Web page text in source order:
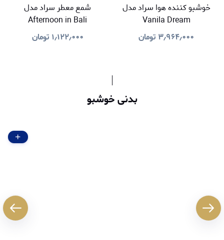
خوشبو کننده هوا سراد مدل
Vanila Dream
۳٫۹۶۴٫۰۰۰ تومان
شمع معطر سراد مدل
Afternoon in Bali
۱٫۱۲۲٫۰۰۰ تومان
بدنی خوشبو